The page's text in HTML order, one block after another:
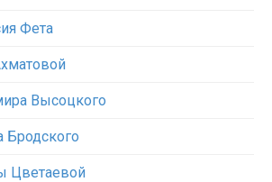
Фета
Высоцкого
Бродского
Цветаевой